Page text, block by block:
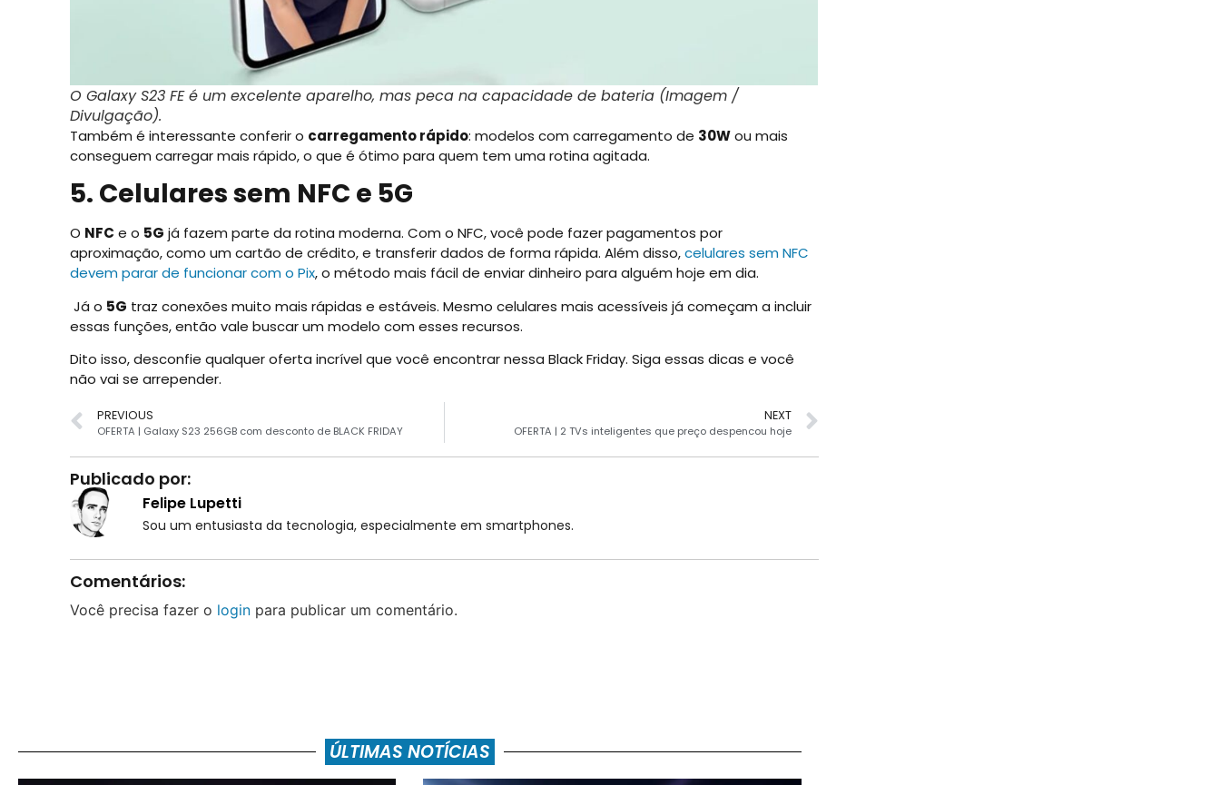
O Galaxy S23 FE é um excelente aparelho, mas peca na capacidade de bateria (Imagem /
Divulgação).
Também é interessante conferir o carregamento rápido: modelos com carregamento de 30Wou mais
conseguem carregar mais rápido, o que é ótimo para quem tem uma rotina agitada.
5. Celulares sem NFC e 5G
O NFC e o 5G já fazem parte da rotina moderna. Com o NFC, você pode fazer pagamentos por
aproximação, como um cartão de crédito, e transferir dados de forma rápida. Além disso,celulares sem NFC
devem parar de funcionar com o Pix, o método mais fácil de enviar dinheiro para alguém hoje em dia.
Já o 5G traz conexões muito mais rápidas e estáveis. Mesmo celulares mais acessíveis já começam a incluir
essas funções, então vale buscar um modelo com esses recursos.
Dito isso, desconfie qualquer oferta incrível que você encontrar nessa Black Friday. Siga essas dicas e você
não vai se arrepender.
PREVIOUS
OFERTA | Galaxy S23 256GB com desconto de BLACK FRIDAY
NEXT
OFERTA | 2 TVs inteligentes que preço despencou hoje
Publicado por:
Felipe Lupetti
Sou um entusiasta da tecnologia, especialmente em smartphones.
Comentários:
Você precisa fazer o loginpara publicar um comentário.
ÚLTIMAS NOTÍCIAS